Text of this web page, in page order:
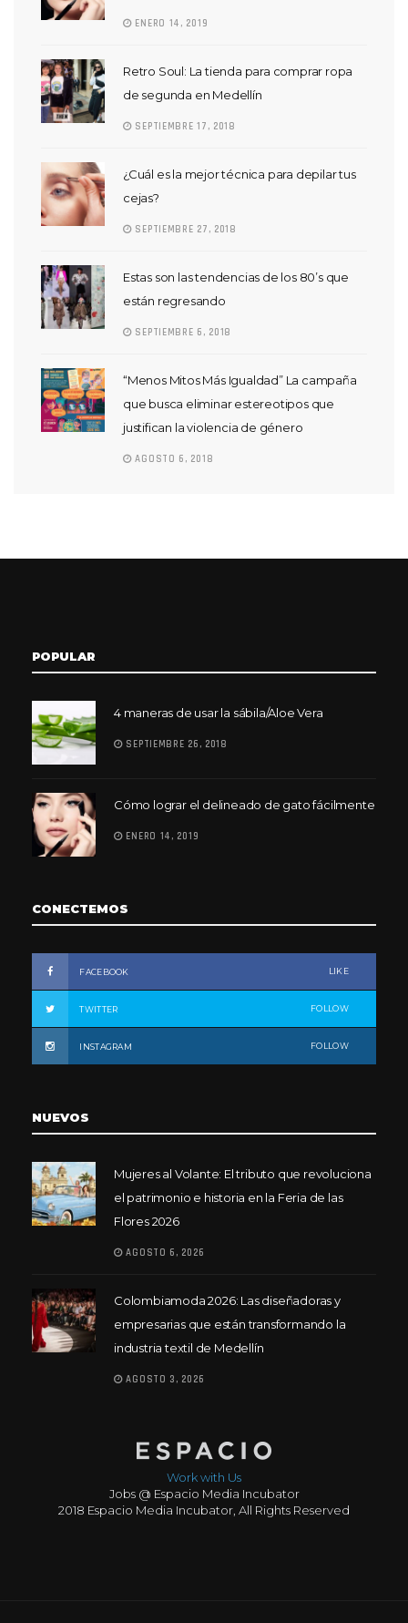
ENERO 14, 2019
Retro Soul: La tienda para comprar ropa
de segunda en Medellín
SEPTIEMBRE 17, 2018
¿Cuál es la mejor técnica para depilar tus
cejas?
SEPTIEMBRE 27, 2018
Estas son las tendencias de los 80’s que
están regresando
SEPTIEMBRE 6, 2018
“Menos Mitos Más Igualdad” La campaña
que busca eliminar estereotipos que
justifican la violencia de género
AGOSTO 6, 2018
POPULAR
4 maneras de usar la sábila/Aloe Vera
SEPTIEMBRE 26, 2018
Cómo lograr el delineado de gato fácilmente
ENERO 14, 2019
CONECTEMOS
FACEBOOK LIKE
TWITTER FOLLOW
INSTAGRAM FOLLOW
NUEVOS
Mujeres al Volante: El tributo que revoluciona
el patrimonio e historia en la Feria de las
Flores 2026
AGOSTO 6, 2026
Colombiamoda 2026: Las diseñadoras y
empresarias que están transformando la
industria textil de Medellín
AGOSTO 3, 2026
Work with Us
Jobs @ Espacio Media Incubator
2018 Espacio Media Incubator, All Rights Reserved